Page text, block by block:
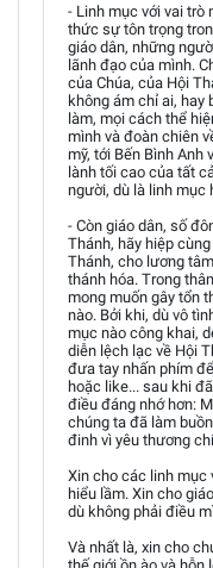
- Linh mục với vai trò
thức sự tôn trọng
giáo dân, những
lãnh đạo của mình.
của Chúa, của Hội
không ám chỉ ai, hay
làm, mọi cách thể
mình và đoàn chiên
mỹ, tới Bến Bình Anh
lành tối cao của tất
người, dù là linh mục
- Còn giáo dân, số
Thánh, hãy hiệp
Thánh, cho lương
thánh hóa. Trong
mong muốn gây tổn
nào. Bởi khi, dù vô
mục nào công khai,
diễn lệch lạc về Hội
đưa tay nhấn phím
hoặc like... sau khi
điều đáng nhớ hơn:
chúng ta đã làm
đinh vì yêu thương
Xin cho các linh mục
hiểu lầm. Xin cho
dù không phải điều
Và nhất là, xin cho